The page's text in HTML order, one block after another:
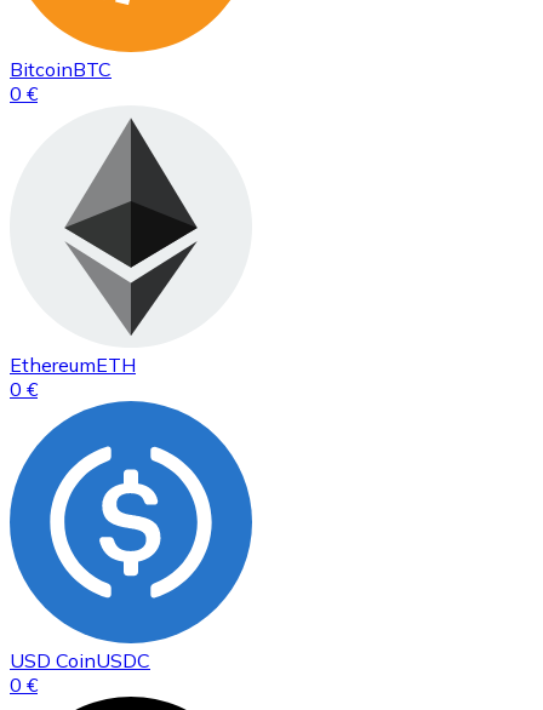
BitcoinBTC
0 €
EthereumETH
0 €
USD CoinUSDC
0 €